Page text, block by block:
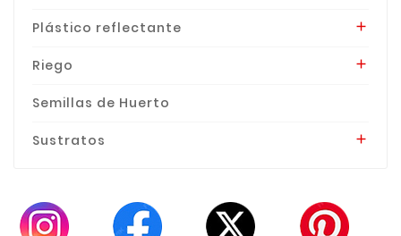
Plástico reflectante 
Riego 
Semillas de Huerto
Sustratos 